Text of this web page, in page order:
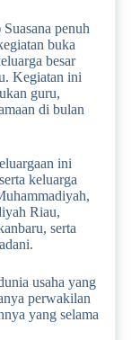
penuh
buka
besar
Kegiatan ini
guru,
di bulan
ini
keluarga
Riau,
serta
usaha yang
perwakilan
yang selama